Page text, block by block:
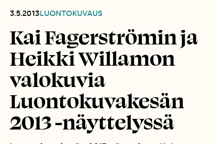
3.5.2013LUONTOKUVAUS
Kai Fagerströmin ja
Heikki Willamon
valokuvia
Luontokuvakesän
2013 -näyttelyssä